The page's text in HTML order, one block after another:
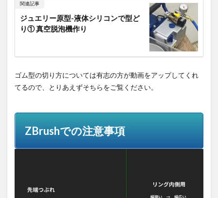
関連記事
ジュエリー原型-液体シリコンで型ど
り① 真空脱泡機作り
ゴム型の切り方については有志の方が動画をアップしてくれ
てるので、とりあえずそちらをご覧ください。
ZBrushでの注意事項